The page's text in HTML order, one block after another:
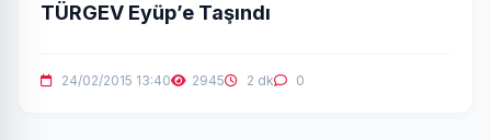
TÜRGEV Eyüp’e Taşındı
24/02/2015 13:40 2945 2 dk 0